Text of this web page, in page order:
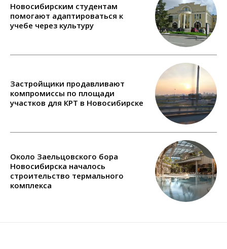
Новосибирским студентам
помогают адаптироваться к
учебе через культуру
Застройщики продавливают
компромиссы по площади
участков для КРТ в Новосибирске
Около Заельцовского бора
Новосибирска началось
строительство термального
комплекса